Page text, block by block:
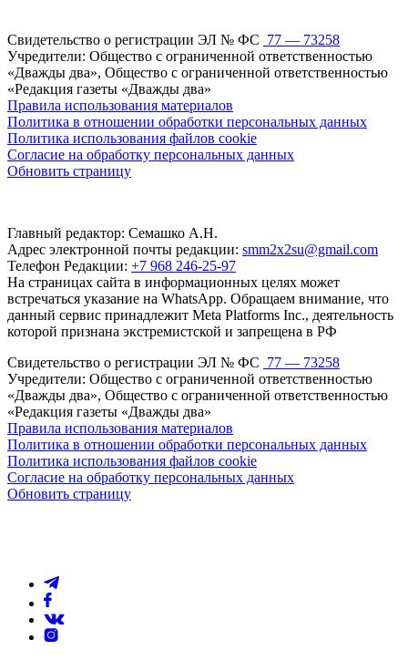
Свидетельство о регистрации ЭЛ № ФС 77 — 73258
Учредители: Общество с ограниченной ответственностью
«Дважды два», Общество с ограниченной ответственностью
«Редакция газеты «Дважды два»
Правила использования материалов
Политика в отношении обработки персональных данных
Политика использования файлов cookie
Согласие на обработку персональных данных
Обновить страницу
Главный редактор: Семашко А.Н.
Адрес электронной почты редакции: smm2x2su@gmail.com
Телефон Редакции: +7 968 246-25-97
На страницах сайта в информационных целях может
встречаться указание на WhatsApp. Обращаем внимание, что
данный сервис принадлежит Meta Platforms Inc., деятельность
которой признана экстремистской и запрещена в РФ
Свидетельство о регистрации ЭЛ № ФС 77 — 73258
Учредители: Общество с ограниченной ответственностью
«Дважды два», Общество с ограниченной ответственностью
«Редакция газеты «Дважды два»
Правила использования материалов
Политика в отношении обработки персональных данных
Политика использования файлов cookie
Согласие на обработку персональных данных
Обновить страницу